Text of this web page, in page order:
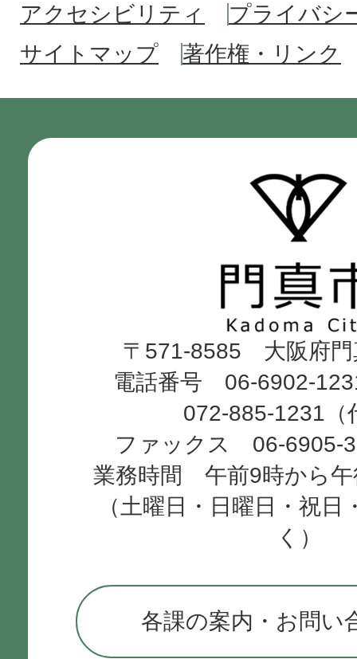
アクセシビリティ
プライバシ
サイトマップ
著作権・リンク
市
Kadoma
City
〒571-8585 大阪府門
電話番号 06-6902-
072-885-1231（
ファックス 06-6905-
業務時間 午前9時から午
（土曜日・日曜日・祝日
く）
各課の案内・お問い